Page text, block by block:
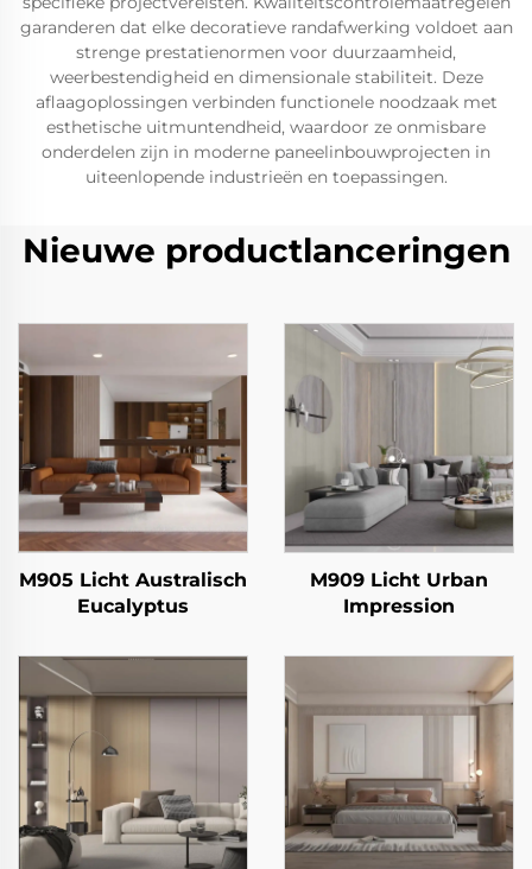
garanderen dat elke decoratieve randafwerking voldoet aan
strenge prestatienormen voor duurzaamheid,
weerbestendigheid en dimensionale stabiliteit. Deze
aflaagoplossingen verbinden functionele noodzaak met
esthetische uitmuntendheid, waardoor ze onmisbare
onderdelen zijn in moderne paneelinbouwprojecten in
uiteenlopende industrieën en toepassingen.
Nieuwe productlanceringen
M905 Licht Australisch
Eucalyptus
M909 Licht Urban
Impression